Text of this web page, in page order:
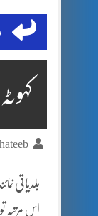
بلدیاتی
اس مرتبہ